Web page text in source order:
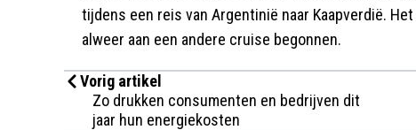
tijdens een reis van Argentinië naar Kaapverdië.
alweer aan een andere cruise begonnen.
Vorig artikel
Zo drukken consumenten en bedrijven dit
jaar hun energiekosten